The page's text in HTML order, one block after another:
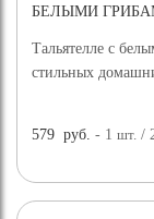
БЕЛЫМИ
Тальятелле с
стильных
579 руб. - 1шт. /